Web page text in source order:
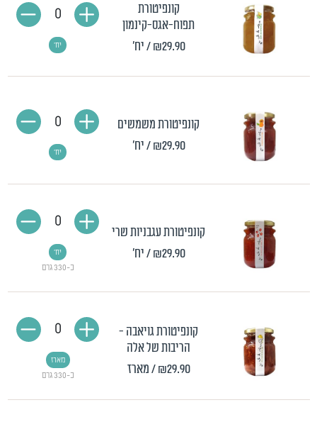
קונפיטורת
תפוח-אגס-קינמון
₪29.90 / יח' יח'
0
קונפיטורת משמשים
₪29.90 / יח' יח'
0
קונפיטורת עגבניות שרי
₪29.90 / יח'
כ-330 גרם
יח'
0
קונפיטורת גויאבה -
הריבות של אלה
₪29.90 / מארז כ-330 גרם
מארז
0